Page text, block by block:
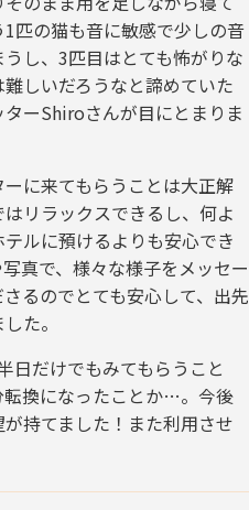
1匹の猫も音に敏感で少しの音
し、3匹目はとても怖がりな
しいだろうなと諦めていた
ーShiroさんが目にとまりま
に来てもらうことは大正解
リラックスできるし、何よ
ルに預けるよりも安心でき
真で、様々な様子をメッセー
るのでとても安心して、出先
た。
日だけでもみてもらうこと
転換になったことか…。今後
持てました！また利用させ